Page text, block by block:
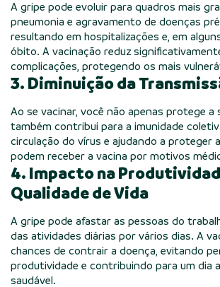
A gripe pode evoluir para quadros mais
pneumonia e agravamento de doenças
resultando em hospitalizações e, em
óbito. A vacinação reduz
complicações, protegendo os mais
3. Diminuição da
Ao se vacinar, você não apenas protege a
também contribui para a imunidade
circulação do vírus e ajudando a proteger
podem receber a vacina por motivos
4. Impacto na
Qualidade de Vida
A gripe pode afastar as pessoas do
das atividades diárias por vários dias. A
chances de contrair a doença, evitando
produtividade e contribuindo para um dia
saudável.